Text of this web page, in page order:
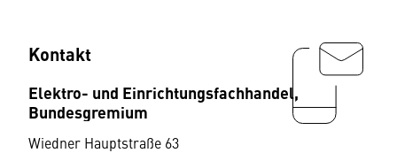
Kontakt
Elektro- und Einrichtungsfachhandel,
Bundesgremium
Wiedner Hauptstraße 63